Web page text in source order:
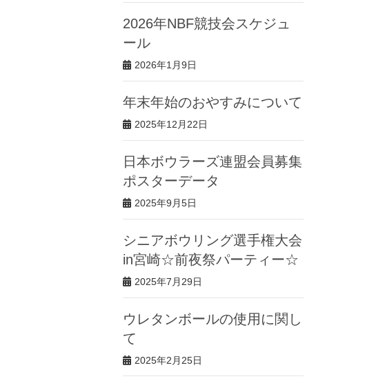
2026年NBF競技会スケジュ
ール
2026年1月9日
年末年始のおやすみについて
2025年12月22日
日本ボウラーズ連盟会員募集
ポスターデータ
2025年9月5日
シニアボウリング選手権大会
in宮崎☆前夜祭パーティー☆
2025年7月29日
ウレタンボールの使用に関し
て
2025年2月25日